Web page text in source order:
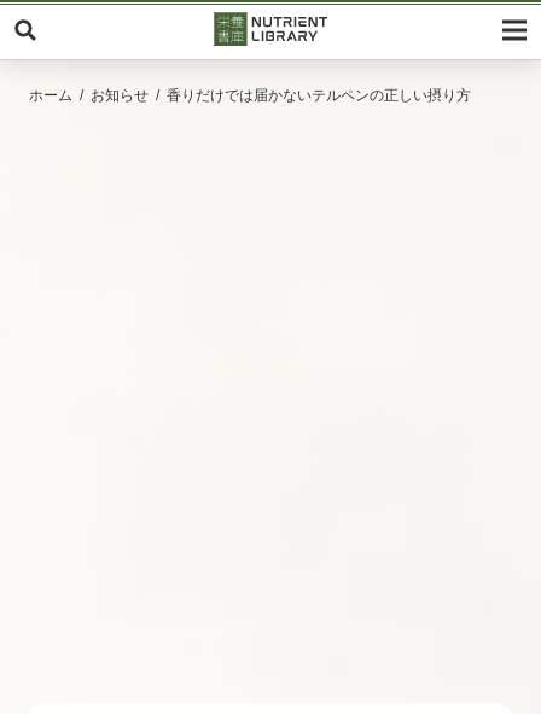
ホーム お知らせ 香りだけでは届かないテルペンの正しい摂り方